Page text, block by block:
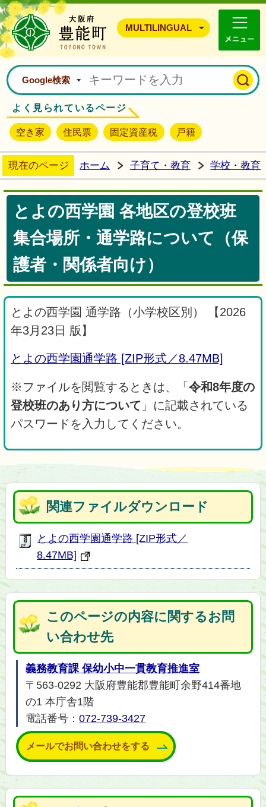
豊能町ホームページ
MULTILINGUAL
Google検索
よく見られているページ
空き家 住民票 固定資産税 戸籍
現在のページ ホーム 子育て・教育 学校・教育
とよの西学園 各地区の登校班
集合場所・通学路について（保
護者・関係者向け）
とよの西学園 通学路（小学校区別） 【2026
年3月23日 版】
とよの西学園通学路 [ZIP形式／8.47MB]
※ファイルを閲覧するときは、「 令和8年度の
登校班のあり方について 」に記載されている
パスワードを入力してください。
関連ファイルダウンロード
とよの西学園通学路 [ZIP形式／
8.47MB]
このページの内容に関するお問
い合わせ先
義務教育課 保幼小中一貫教育推進室
〒563-0292 大阪府豊能郡豊能町余野414番地
の1 本庁舎1階
電話番号：072-739-3427
メールでお問い合わせをする